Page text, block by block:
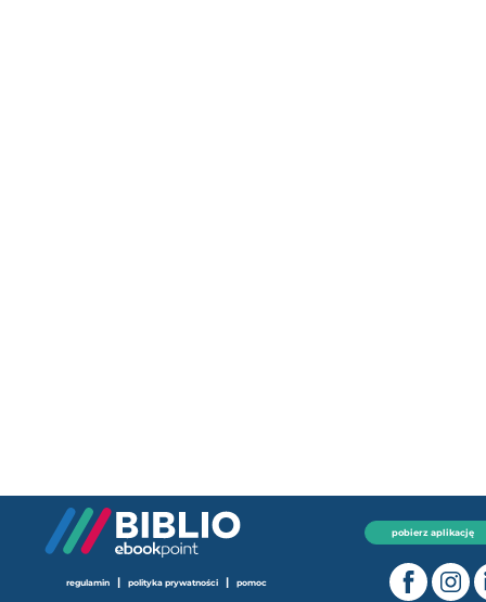
pobierz aplikację
regulamin | polityka prywatności | pomoc